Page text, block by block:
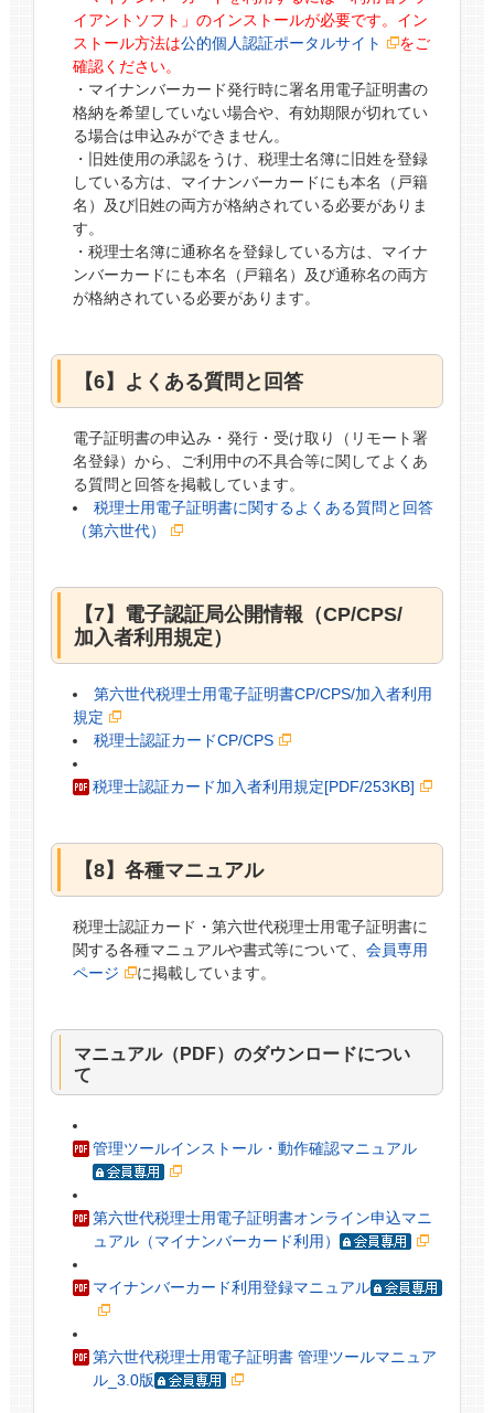
イアントソフト」のインストールが必要です。イン
ストール方法は公的個人認証ポータルサイト
をご
確認ください。
・マイナンバーカード発行時に署名用電子証明書の
格納を希望していない場合や、有効期限が切れてい
る場合は申込みができません。
・旧姓使用の承認をうけ、税理士名簿に旧姓を登録
している方は、マイナンバーカードにも本名（戸籍
名）及び旧姓の両方が格納されている必要がありま
す。
・税理士名簿に通称名を登録している方は、マイナ
ンバーカードにも本名（戸籍名）及び通称名の両方
が格納されている必要があります。
【6】よくある質問と回答
電子証明書の申込み・発行・受け取り（リモート署
名登録）から、ご利用中の不具合等に関してよくあ
る質問と回答を掲載しています。
税理士用電子証明書に関するよくある質問と回答
（第六世代）
【7】電子認証局公開情報（CP/CPS/
加入者利用規定）
第六世代税理士用電子証明書CP/CPS/加入者利用
規定
税理士認証カードCP/CPS
税理士認証カード加入者利用規定[PDF/253KB]
【8】各種マニュアル
税理士認証カード・第六世代税理士用電子証明書に
関する各種マニュアルや書式等について、会員専用
ページ
に掲載しています。
マニュアル（PDF）のダウンロードについ
て
管理ツールインストール・動作確認マニュアル
第六世代税理士用電子証明書オンライン申込マニ
ュアル（マイナンバーカード利用）
マイナンバーカード利用登録マニュアル
第六世代税理士用電子証明書 管理ツールマニュア
ル_3.0版